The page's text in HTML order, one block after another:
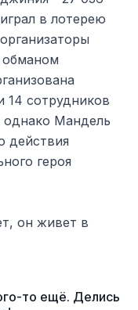
в лотерею
обманом
14 сотрудников
однако Мандель
действия
героя
он живет в